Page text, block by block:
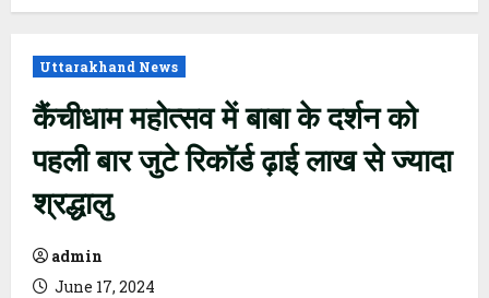
Uttarakhand News
कैंचीधाम महोत्सव में बाबा के दर्शन को
पहली बार जुटे रिकॉर्ड ढ़ाई लाख से ज्यादा
श्रद्धालु
admin
June 17, 2024